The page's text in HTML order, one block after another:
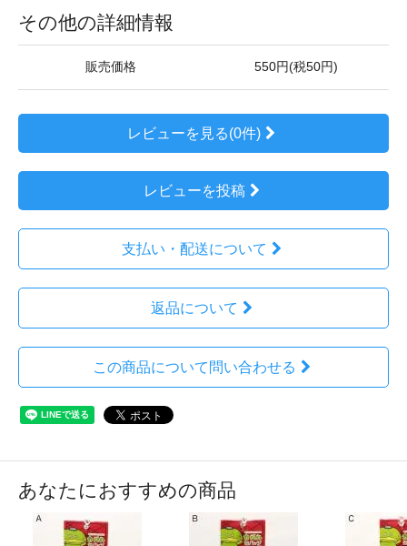
その他の詳細情報
販売価格 550円(税50円)
レビューを見る(0件)
レビューを投稿
支払い・配送について
返品について
この商品について問い合わせる
あなたにおすすめの商品